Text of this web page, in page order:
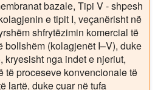
bazale, Tipi V - shpesh
e tipit I, veçanërisht në
shfrytëzimin komercial të
bollshëm (kolagjenët I–V), duke
kryesisht nga indet e njeriut,
të proceseve konvencionale të
lartë, duke çuar në tufa